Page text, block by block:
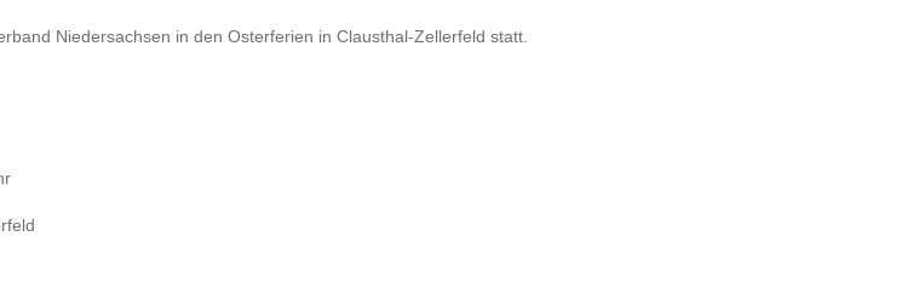
Niedersachsen in den Osterferien in Clausthal-Zellerfeld statt.